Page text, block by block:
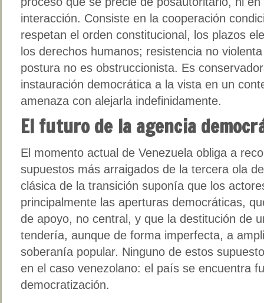
interacción. Consiste en la cooperación
respetan el orden constitucional, los plazos
los derechos humanos; resistencia no
postura no es obstruccionista. Es
instauración democrática a la vista en un
amenaza con alejarla indefinidamente.
El futuro de la agencia
El momento actual de Venezuela obliga a
supuestos más arraigados de la tercera ola
clásica de la transición suponía que los
principalmente las aperturas democráticas,
de apoyo, no central, y que la destitución de
tendería, aunque de forma imperfecta, a
soberanía popular. Ninguno de estos
en el caso venezolano: el país se encuentra
democratización.